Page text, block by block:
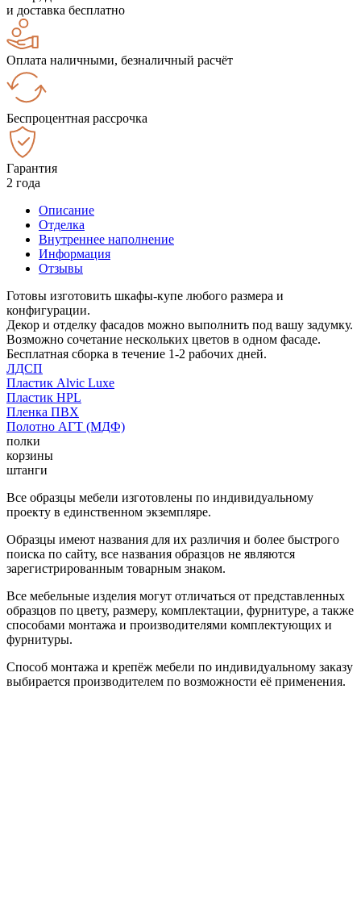
и доставка бесплатно
Оплата наличными, безналичный расчёт
Беспроцентная рассрочка
Гарантия
2 года
Описание
Отделка
Внутреннее наполнение
Информация
Отзывы
Готовы изготовить шкафы-купе любого размера и
конфигурации.
Декор и отделку фасадов можно выполнить под вашу задумку.
Возможно сочетание нескольких цветов в одном фасаде.
Бесплатная сборка в течение 1-2 рабочих дней.
ЛДСП
Пластик Alvic Luxe
Пластик HPL
Пленка ПВХ
Полотно АГТ (МДФ)
полки
корзины
штанги
Все образцы мебели изготовлены по индивидуальному
проекту в единственном экземпляре.
Образцы имеют названия для их различия и более быстрого
поиска по сайту, все названия образцов не являются
зарегистрированным товарным знаком.
Все мебельные изделия могут отличаться от представленных
образцов по цвету, размеру, комплектации, фурнитуре, а также
способами монтажа и производителями комплектующих и
фурнитуры.
Способ монтажа и крепёж мебели по индивидуальному заказу
выбирается производителем по возможности её применения.